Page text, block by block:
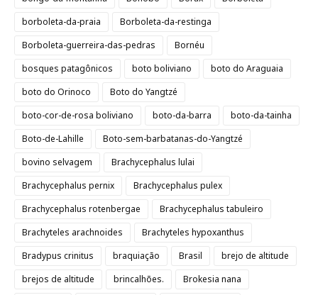
borboleta-da-praia
Borboleta-da-restinga
Borboleta-guerreira-das-pedras
Bornéu
bosques patagônicos
boto boliviano
boto do Araguaia
boto do Orinoco
Boto do Yangtzé
boto-cor-de-rosa boliviano
boto-da-barra
boto-da-tainha
Boto-de-Lahille
Boto-sem-barbatanas-do-Yangtzé
bovino selvagem
Brachycephalus lulai
Brachycephalus pernix
Brachycephalus pulex
Brachycephalus rotenbergae
Brachycephalus tabuleiro
Brachyteles arachnoides
Brachyteles hypoxanthus
Bradypus crinitus
braquiação Brasil
brejo de altitude
brejos de altitude
brincalhões.
Brokesia nana